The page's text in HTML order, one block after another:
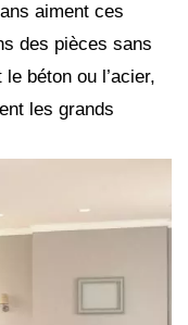
aiment ces
des pièces sans
béton ou l’acier,
les grands